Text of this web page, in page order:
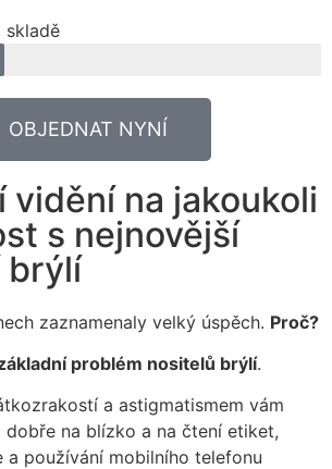
skladě
OBJEDNAT NYNÍ
vidění na jakoukoli
s nejnovější
brýlí
zaznamenaly velký úspěch. Proč?
problém nositelů brýlí.
a astigmatismem vám
dobře na blízko a na čtení etiket,
a používání mobilního telefonu